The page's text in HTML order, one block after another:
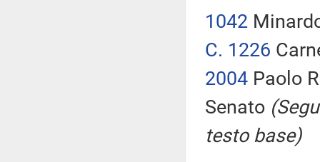
1042
C. 1226
2004 Paolo
Senato
testo base)